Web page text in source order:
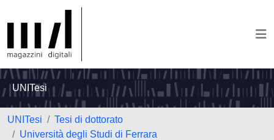
UNITesi
UNITesi
Tesi di dottorato
Università degli Studi di Ferrara